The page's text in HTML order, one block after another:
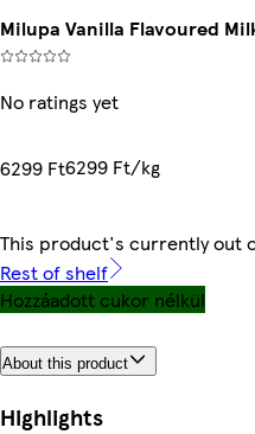
Milupa Vanilla Flavoured
No ratings yet
6299 Ft6299 Ft/kg
This product's currently out
Rest of shelf
Hozzáadott cukor nélkül
About this product
Highlights